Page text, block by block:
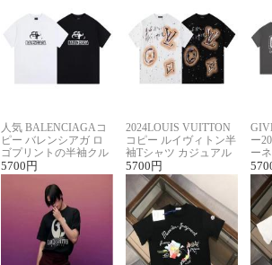
人気 BALENCIAGAコ
ピー バレンシアガ ロ
ゴプリントの半袖クル
ーネックTシャツ
5700 円
2024LOUIS VUITTON
コピー ルイヴィトン半
袖Tシャツ カジュアル
に馴染む 2色展開
5700 円
ー
ー
ー